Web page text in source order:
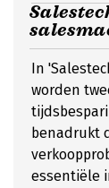
In
worden
benadrukt
essentiële